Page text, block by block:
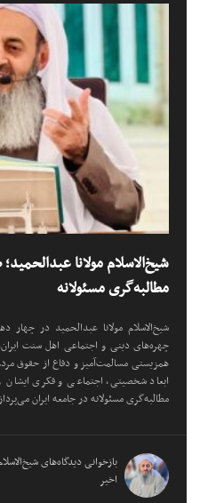
شیخ‌الاسلام مولانا
مطالبه‌گری مسئولانه
شیخ‌الاسلام مولانا عبدالحمید در چهار
چهره‌های دینی و اجتماعی اهل سنت
همزیستی مسالمت‌آمیز و دفاع از حقوق
ابعاد شخصیتی، اجتماعی و فکری
مطالبه‌گری مسئولانه در جامعه ایران
بازخوانی دیدگاه‌های
اخیر